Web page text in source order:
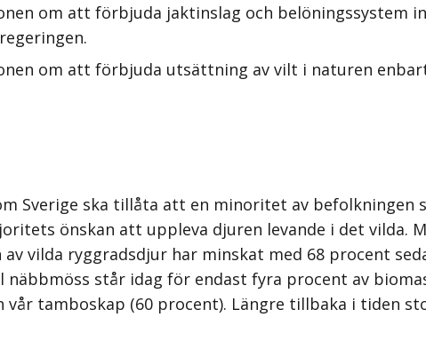
om att förbjuda jaktinslag och belöningssystem
om att förbjuda utsättning av vilt i naturen
Sverige ska tillåta att en minoritet av befolkningen
önskan att uppleva djuren levande i det vilda.
vilda ryggradsdjur har minskat med 68 procent
står idag för endast fyra procent av
tamboskap (60 procent). Längre tillbaka i tiden